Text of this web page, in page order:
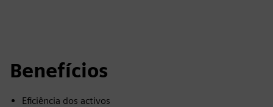
Benefícios
Eficiência dos activos